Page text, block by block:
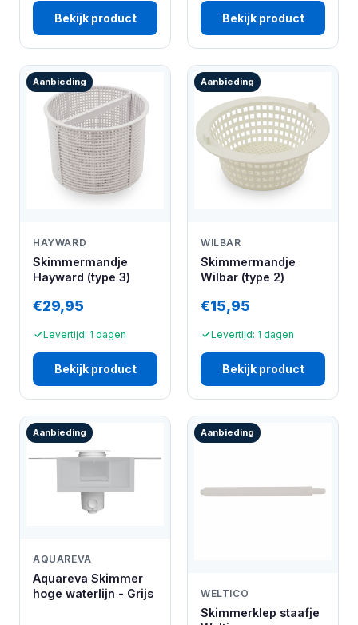
Bekijk product Bekijk product
Aanbieding
HAYWARD
Skimmermandje
Hayward (type 3)
€29,95
Levertijd: 1 dagen
Bekijk product
Aanbieding
WILBAR
Skimmermandje
Wilbar (type 2)
€15,95
Levertijd: 1 dagen
Bekijk product
Aanbieding
AQUAREVA
Aquareva Skimmer
hoge waterlijn - Grijs
Aanbieding
WELTICO
Skimmerklep staafje